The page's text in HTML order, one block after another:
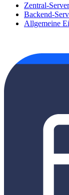
Zentral-
Backend-
Allgemeine